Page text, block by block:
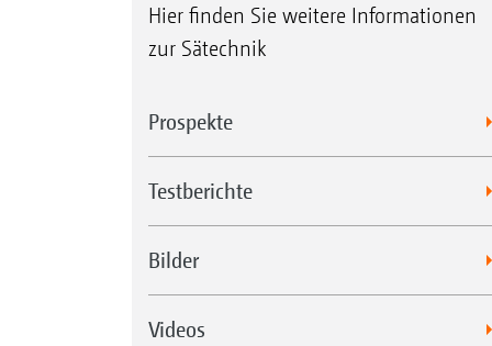
Hier finden Sie weitere Informationen
zur Sätechnik
Prospekte
Testberichte
Bilder
Videos